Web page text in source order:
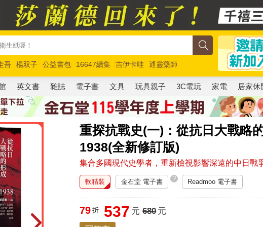
吾 楊双子 公益書包 16647續集 吉伊卡哇
通靈藥師
路邊攤新作
馬斯克 玩具總動員5 超慢跑
英文書 雜誌 電子書 文具 玩具親子 3C電玩 家電 居家休
重探抗戰史(一)：從抗日大戰略
1938(全新修訂版)
集合多國現代史學者，重新檢視影響深遠的中日戰
軟精裝 金石堂 電子書 ? Readmoo 電子書
79 折 537 元 680元